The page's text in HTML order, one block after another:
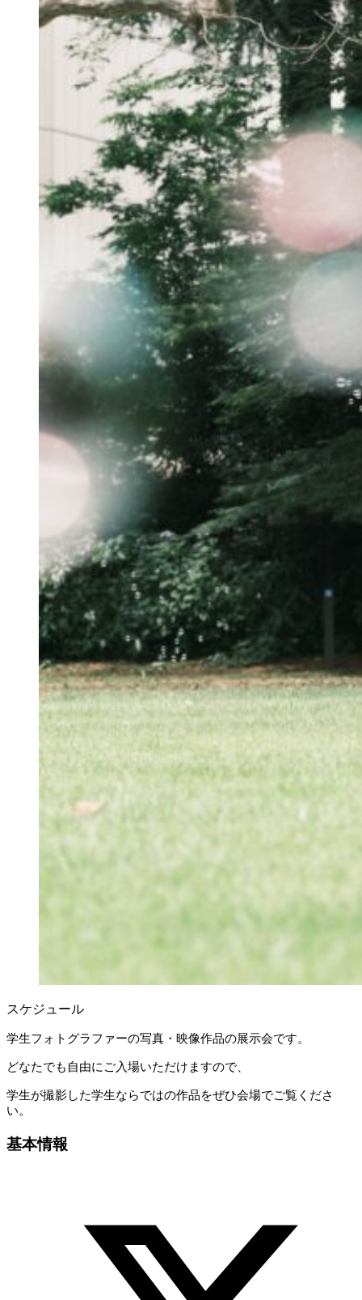
スケジュール
学生フォトグラファーの写真・映像作品の展示会です。
どなたでも自由にご入場いただけますので、
学生が撮影した学生ならではの作品をぜひ会場でご覧くださ
い。
基本情報